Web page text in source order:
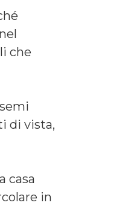
che
di vista,
casa
in